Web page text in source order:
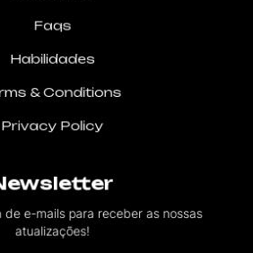
Faqs
Habilidades
& Conditions
Privacy Policy
de e-mails para receber as nossas
atualizações!